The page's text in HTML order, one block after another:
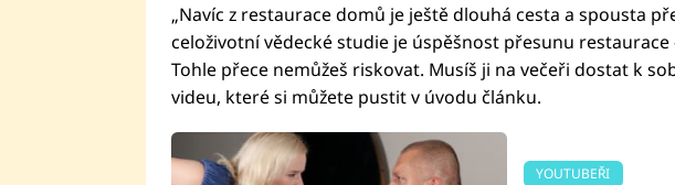
„Navíc z restaurace domů je ještě dlouhá cesta a spousta
celoživotní vědecké studie je úspěšnost přesunu restaurace
Tohle přece nemůžeš riskovat. Musíš ji na večeři dostat k
videu, které si můžete pustit v úvodu článku.
YOUTUBEŘI